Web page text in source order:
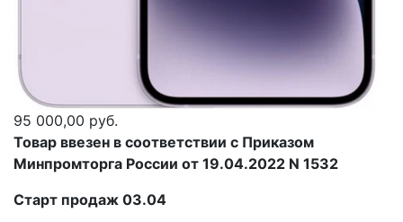
95 000,00 руб.
Товар ввезен в соответствии с Приказом
Минпромторга России от 19.04.2022 N 1532
Старт продаж 03.04